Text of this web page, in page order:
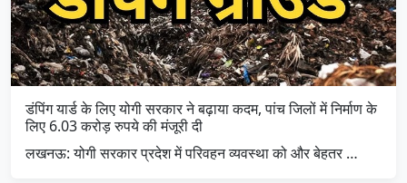
डंपिंग यार्ड के लिए योगी सरकार ने बढ़ाया कदम, पांच जिलों में निर्माण के
लिए 6.03 करोड़ रुपये की मंजूरी दी
लखनऊ: योगी सरकार प्रदेश में परिवहन व्यवस्था को और बेहतर …